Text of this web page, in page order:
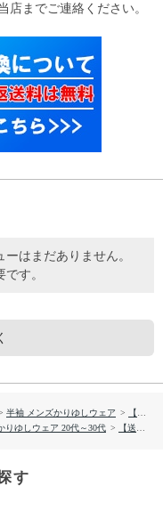
店までご連絡ください。
はまだありません。
です。
半袖 メンズかりゆしウェア >
【送料無料】城山 かりゆしウェア GEM03013S
りゆしウェア 20代～30代 > 【送料無料】城山 かりゆしウェア GEM03013S
す